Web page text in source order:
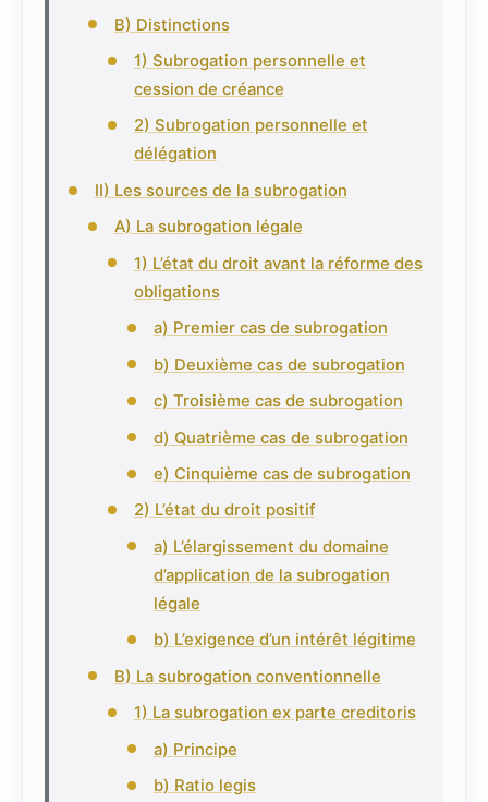
B) Distinctions
1) Subrogation personnelle et
cession de créance
2) Subrogation personnelle et
délégation
II) Les sources de la subrogation
A) La subrogation légale
1) L’état du droit avant la réforme des
obligations
a) Premier cas de subrogation
b) Deuxième cas de subrogation
c) Troisième cas de subrogation
d) Quatrième cas de subrogation
e) Cinquième cas de subrogation
2) L’état du droit positif
a) L’élargissement du domaine
d’application de la subrogation
légale
b) L’exigence d’un intérêt légitime
B) La subrogation conventionnelle
1) La subrogation ex parte creditoris
a) Principe
b) Ratio legis